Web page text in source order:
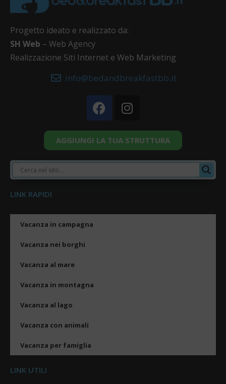
Progetto ideato e realizzato da:
SH Web – Web Agency
Realizzazione Siti Internet e Web Marketing
info@bedandbreakfastbb.it
AGGIUNGI LA TUA STRUTTURA
LINK RAPIDI
Vacanza in campagna
Vacanza nei borghi
Vacanza al mare
Vacanza in montagna
Vacanza al lago
Vacanza con animali
Vacanza per famiglia
LINK UTILI